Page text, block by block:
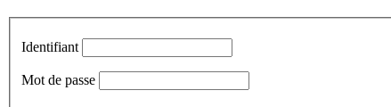
Identifiant
Mot de passe